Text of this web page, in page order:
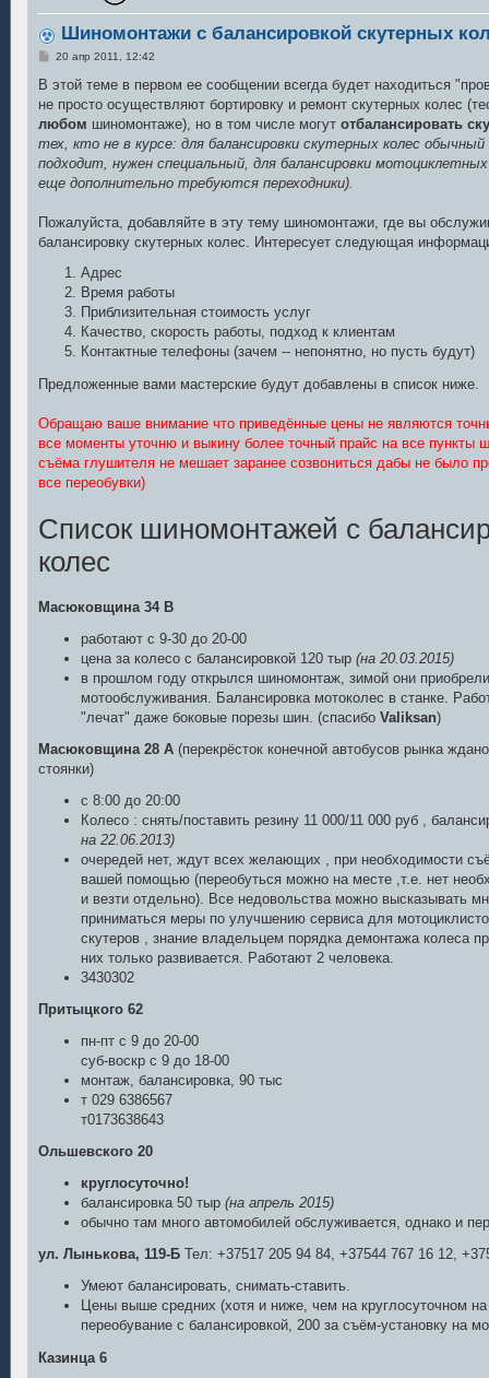
Шиномонтажи с балансировкой скутерных
С
о
щ
е
и
е
20 апр 2011, 12:42
В этой теме в первом ее сообщении всегда будет находиться
не просто осуществляют бортировку и ремонт скутерных колес
любом шиномонтаже), но в том числе могут отбалансировать
тех, кто не в курсе: для балансировки скутерных колес
подходит, нужен специальный, для балансировки
еще дополнительно требуются переходники).
Пожалуйста, добавляйте в эту тему шиномонтажи, где вы
балансировку скутерных колес. Интересует следующая
Адрес
Время работы
Приблизительная стоимость услуг
Качество, скорость работы, подход к клиентам
Контактные телефоны (зачем -- непонятно, но пусть будут)
Предложенные вами мастерские будут добавлены в список ниже.
Обращаю ваше внимание что приведённые цены не являются
все моменты уточню и выкину более точный прайс на все пункты
съёма глушителя не мешает заранее созвониться дабы не было
все переобувки)
Список шиномонтажей с
колес
Масюковщина 34 В
работают с 9-30 до 20-00
цена за колесо с балансировкой 120 тыр (на 20.03.2015)
в прошлом году открылся шиномонтаж, зимой они
мотообслуживания. Балансировка мотоколес в станке.
"лечат" даже боковые порезы шин. (спасибо Valiksan)
Масюковщина 28 А (перекрёсток конечной автобусов рынка
стоянки)
с 8:00 до 20:00
Колесо : снять/поставить резину 11 000/11 000 руб ,
на 22.06.2013)
очередей нет, ждут всех желающих , при необходимости
вашей помощью (переобуться можно на месте ,т.е. нет
и везти отдельно). Все недовольства можно высказывать
приниматься меры по улучшению сервиса для
скутеров , знание владельцем порядка демонтажа колеса
них только развивается. Работают 2 человека.
3430302
Притыцкого 62
пн-пт с 9 до 20-00
суб-воскр с 9 до 18-00
монтаж, балансировка, 90 тыс
т 029 6386567
т0173638643
Ольшевского 20
круглосуточно!
балансировка 50 тыр (на апрель 2015)
обычно там много автомобилей обслуживается, однако и
ул. Лынькова, 119-Б Тел: +37517 205 94 84, +37544 767 16 12,
Умеют балансировать, снимать-ставить.
Цены выше средних (хотя и ниже, чем на круглосуточном
переобувание с балансировкой, 200 за съём-установку на
Казинца 6